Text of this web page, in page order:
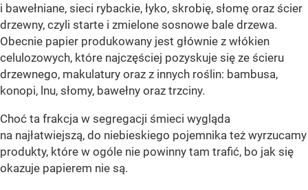
i bawełniane, sieci rybackie, łyko, skrobię, słomę oraz ścier
drzewny, czyli starte i zmielone sosnowe bale drzewa.
Obecnie papier produkowany jest głównie z włókien
celulozowych, które najczęściej pozyskuje się ze ścieru
drzewnego, makulatury oraz z innych roślin: bambusa,
konopi, lnu, słomy, bawełny oraz trzciny.
Choć ta frakcja w segregacji śmieci wygląda
na najłatwiejszą, do niebieskiego pojemnika też wyrzucamy
produkty, które w ogóle nie powinny tam trafić, bo jak się
okazuje papierem nie są.